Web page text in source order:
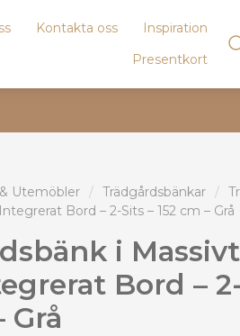
Kontakta oss
Inspiration
Presentkort
Utemöbler / Trädgårdsbänkar /
Bord – 2-Sits – 152 cm – Grå
i
Bord –
Grå